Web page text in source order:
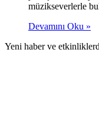
müzikseverlerle
Devamını Oku »
Yeni haber ve